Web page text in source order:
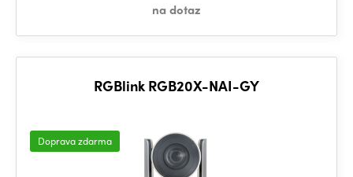
na dotaz
RGBlink RGB20X-NAI-GY
Doprava zdarma